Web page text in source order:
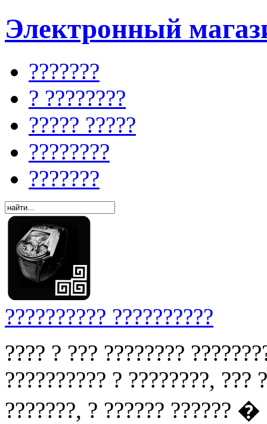
Электронный
???????
? ????????
????? ?????
????????
???????
?????????? ??????????
???? ? ??? ????????
?????????? ? ????????, ???
???????, ? ?????? ??????